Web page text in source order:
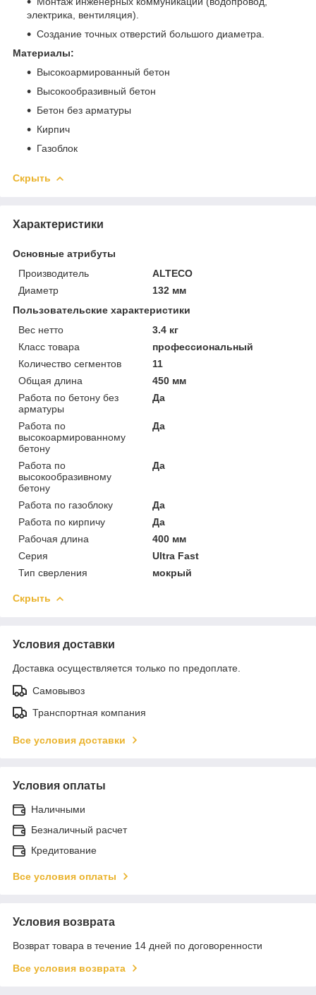
электрика, вентиляция).
Создание точных отверстий большого диаметра.
Материалы:
Высокоармированный бетон
Высокообразивный бетон
Бетон без арматуры
Кирпич
Газоблок
Скрыть
Характеристики
Основные атрибуты
Производитель
ALTECO
Диаметр
132 мм
Пользовательские характеристики
Вес нетто
3.4 кг
Класс товара
профессиональный
Количество сегментов
11
Общая длина
450 мм
Работа по бетону без
арматуры
Да
Работа по
высокоармированному
бетону
Да
Работа по
высокообразивному
бетону
Да
Работа по газоблоку
Да
Работа по кирпичу
Да
Рабочая длина
400 мм
Серия
Ultra Fast
Тип сверления
мокрый
Скрыть
Условия доставки
Доставка осуществляется только по предоплате.
Самовывоз
Транспортная компания
Все условия доставки
Условия оплаты
Наличными
Безналичный расчет
Кредитование
Все условия оплаты
Условия возврата
Возврат товара в течение 14 дней по договоренности
Все условия возврата